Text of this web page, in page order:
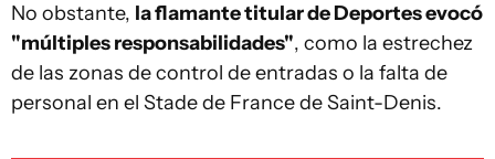
No obstante, la flamante titular de Deportes evocó
"múltiples responsabilidades", como la estrechez
de las zonas de control de entradas o la falta de
personal en el Stade de France de Saint-Denis.